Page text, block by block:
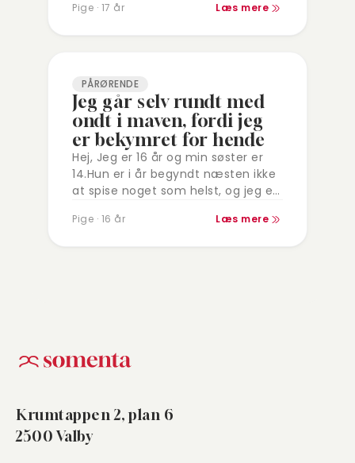
bedre, men jeg var på efterskole,
Pige · 17 år Læs mere
PÅRØRENDE
Jeg går selv rundt med
ondt i maven, fordi jeg
er bekymret for hende
Hej, Jeg er 16 år og min søster er
14.Hun er i år begyndt næsten ikke
at spise noget som helst, og jeg er
Pige · 16 år Læs mere
Krumtappen 2, plan 6
2500 Valby